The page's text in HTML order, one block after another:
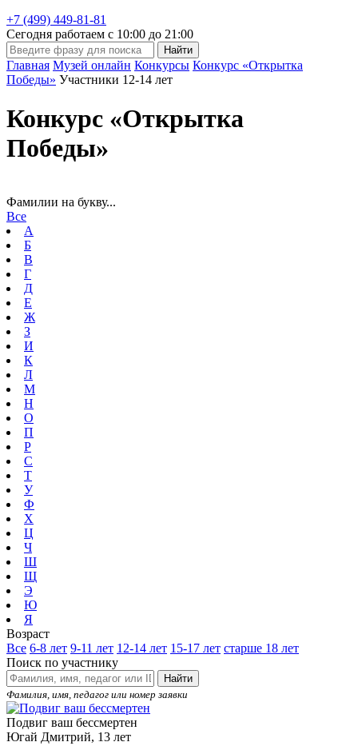
+7 (499) 449-81-81
Сегодня работаем с 10:00 до 21:00
Главная Музей онлайн Конкурсы Конкурс «Открытка
Победы» Участники 12-14 лет
Конкурс «Открытка
Победы»
Фамилии на букву...
Все
А
Б
В
Г
Д
Е
Ж
З
И
К
Л
М
Н
О
П
Р
С
Т
У
Ф
Х
Ц
Ч
Ш
Щ
Э
Ю
Я
Возраст
Все 6-8 лет 9-11 лет 12-14 лет 15-17 лет старше 18 лет
Поиск по участнику
Найти
Фамилия, имя, педагог или номер заявки
Подвиг ваш бессмертен
Югай Дмитрий, 13 лет